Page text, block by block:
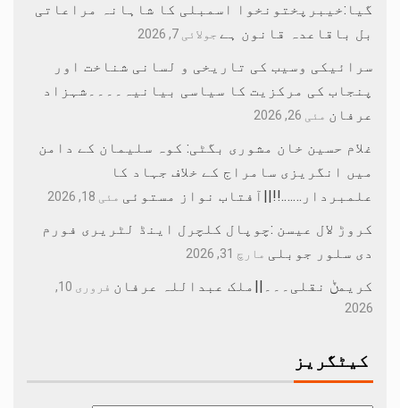
گیا:خیبرپختونخوا اسمبلی کا شاہانہ مراعاتی
بل باقاعدہ قانون ہے جولائی 7, 2026
سرائیکی وسیب کی تاریخی و لسانی شناخت اور
پنجاب کی مرکزیت کا سیاسی بیانیہ۔۔۔۔شہزاد
عرفان مئی 26, 2026
غلام حسین خان مشوری بگٹی: کوہ سلیمان کے دامن
میں انگریزی سامراج کے خلاف جہاد کا
علمبردار…….!!||آفتاب نواز مستوئی مئی 18, 2026
کروڑ لال عیسن :چوپال کلچرل اینڈ لٹریری فورم
دی سلور جوبلی مارچ 31, 2026
کریمݨ نقلی۔۔۔||ملک عبداللہ عرفان
فروری 10,
2026
کیٹگریز